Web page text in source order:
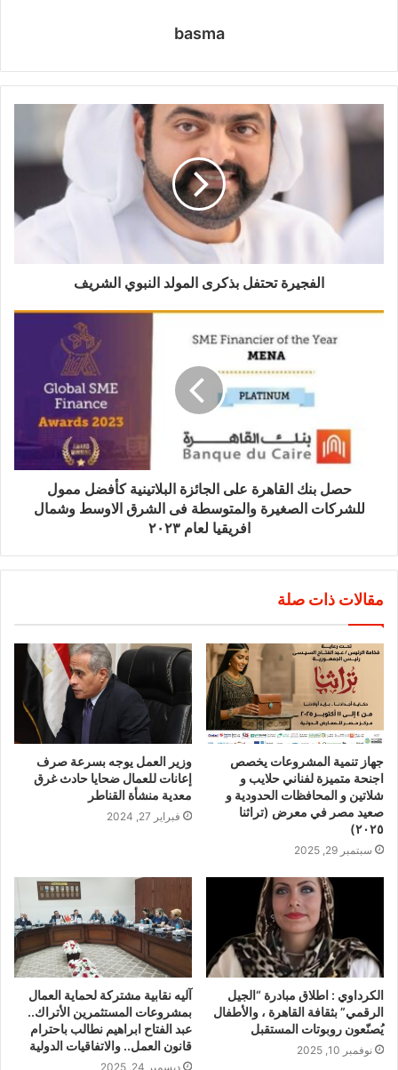
basma
الفجيرة تحتفل بذكرى المولد النبوي الشريف
حصل بنك القاهرة على الجائزة البلاتينية كأفضل ممول
للشركات الصغيرة والمتوسطة فى الشرق الاوسط وشمال
افريقيا لعام ٢٠٢٣
مقالات ذات صلة
جهاز تنمية المشروعات يخصص
اجنحة متميزة لفناني حلايب و
شلاتين و المحافظات الحدودية و
صعيد مصر في معرض (تراثنا
٢٠٢٥)
سبتمبر 29, 2025
وزير العمل يوجه بسرعة صرف
إعانات للعمال ضحايا حادث غرق
معدية منشأة القناطر
فبراير 27, 2024
الكرداوي : اطلاق مبادرة “الجيل
الرقمي” بثقافة القاهرة ، والأطفال
يُصنّعون روبوتات المستقبل
نوفمبر 10, 2025
آليه نقابية مشتركة لحماية العمال
بمشروعات المستثمرين الأتراك..
عبد الفتاح ابراهيم نطالب باحترام
قانون العمل.. والاتفاقيات الدولية
ديسمبر 24, 2025